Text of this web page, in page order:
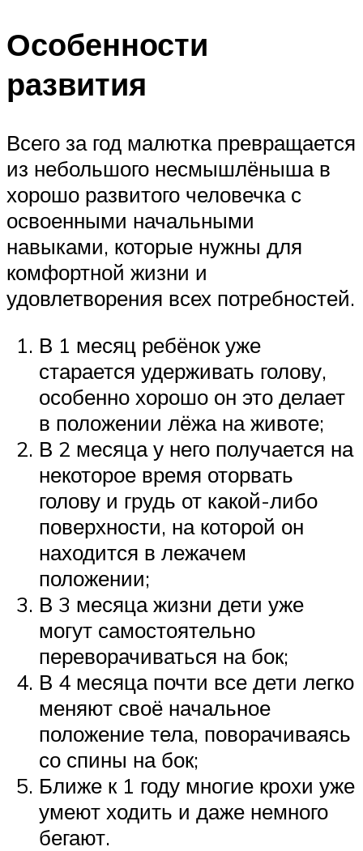
Особенности
развития
Всего за год малютка превращается
из небольшого несмышлёныша в
хорошо развитого человечка с
освоенными начальными
навыками, которые нужны для
комфортной жизни и
удовлетворения всех потребностей.
В 1 месяц ребёнок уже
старается удерживать голову,
особенно хорошо он это делает
в положении лёжа на животе;
В 2 месяца у него получается на
некоторое время оторвать
голову и грудь от какой-либо
поверхности, на которой он
находится в лежачем
положении;
В 3 месяца жизни дети уже
могут самостоятельно
переворачиваться на бок;
В 4 месяца почти все дети легко
меняют своё начальное
положение тела, поворачиваясь
со спины на бок;
Ближе к 1 году многие крохи уже
умеют ходить и даже немного
бегают.